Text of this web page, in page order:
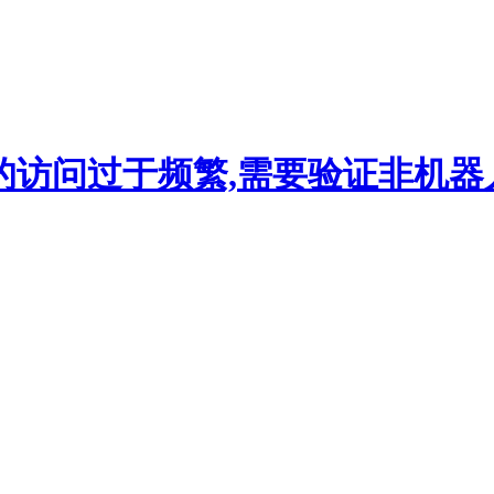
访问过于频繁,需要验证非机器